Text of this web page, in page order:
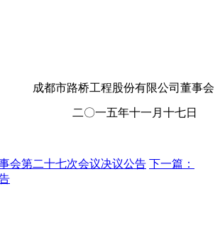
成都市路桥工程股份有限公司董事会
二〇一五年十一月十七日
会第二十七次会议决议公告 下一篇：